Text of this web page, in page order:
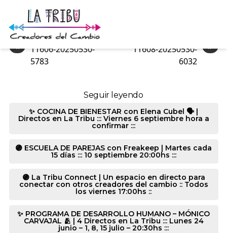
11606-20250530-8656
«
11606-20250530-
5783
»
11608-20250530-
6032
Seguir leyendo
✨ COCINA DE BIENESTAR con Elena Cubel 🗣️ |
Directos en La Tribu ::: Viernes 6 septiembre hora a
confirmar :::
🟣 ESCUELA DE PAREJAS con Freakeep | Martes cada
15 días ::: 10 septiembre 20:00hs :::
🟣 La Tribu Connect | Un espacio en directo para
conectar con otros creadores del cambio :: Todos
los viernes 17:00hs ::
✨ PROGRAMA DE DESARROLLO HUMANO – MÓNICO
CARVAJAL 🫂 | 4 Directos en La Tribu ::: Lunes 24
junio – 1, 8, 15 julio – 20:30hs :::